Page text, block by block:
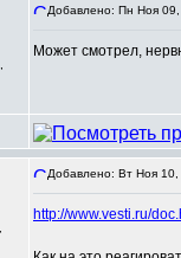
Добавлено: Пн Ноя
Может смотрел,
Добавлено: Вт Ноя
http://www.vesti.ru/